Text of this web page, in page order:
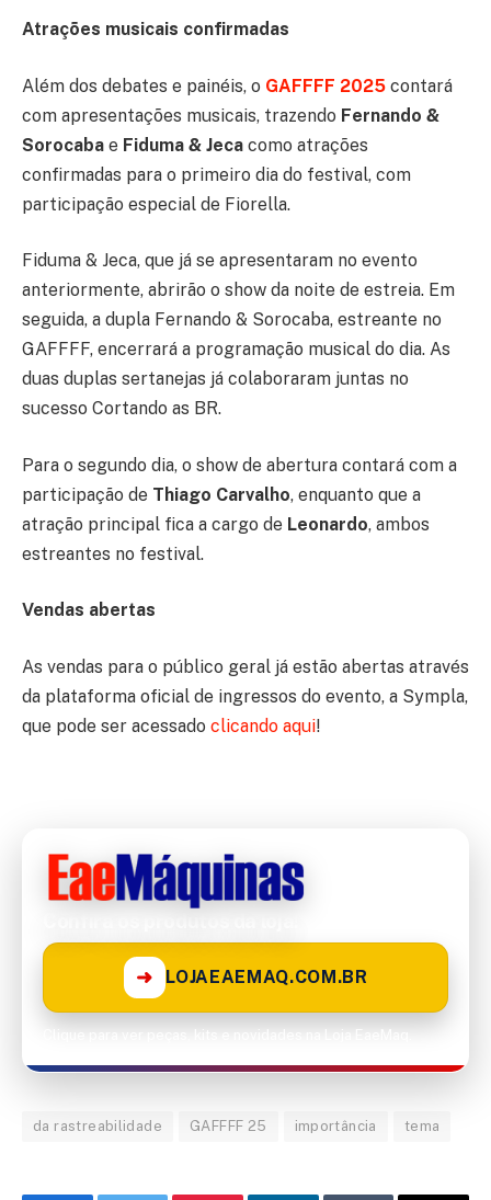
Atrações musicais confirmadas
Além dos debates e painéis, o GAFFFF 2025 contará
com apresentações musicais, trazendo Fernando &
Sorocaba e Fiduma & Jeca como atrações
confirmadas para o primeiro dia do festival, com
participação especial de Fiorella.
Fiduma & Jeca, que já se apresentaram no evento
anteriormente, abrirão o show da noite de estreia. Em
seguida, a dupla Fernando & Sorocaba, estreante no
GAFFFF, encerrará a programação musical do dia. As
duas duplas sertanejas já colaboraram juntas no
sucesso Cortando as BR.
Para o segundo dia, o show de abertura contará com a
participação de Thiago Carvalho, enquanto que a
atração principal fica a cargo de Leonardo, ambos
estreantes no festival.
Vendas abertas
As vendas para o público geral já estão abertas através
da plataforma oficial de ingressos do evento, a Sympla,
que pode ser acessado clicando aqui!
➜ LOJAEAEMAQ.COM.BR
da rastreabilidade GAFFFF 25 importância tema